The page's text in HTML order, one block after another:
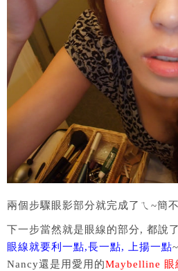
兩個步驟眼影部分就完成了ㄟ~簡
下一步當然就是眼線的部分, 都說
眼線就要利一點,長一點, 上揚一點
Nancy還是用愛用的Maybelline 眼